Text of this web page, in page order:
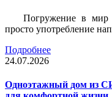
Погружение в мир
просто употребление
Подробнее
24.07.2026
Одноэтажный дом из